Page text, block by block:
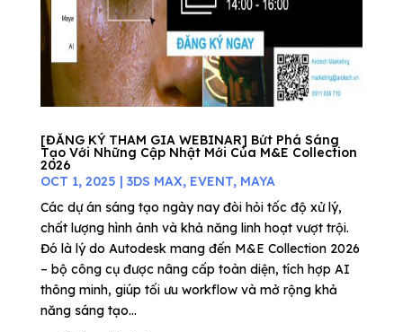
[ĐĂNG KÝ THAM GIA WEBINAR] Bứt Phá Sáng
Tạo Với Những Cập Nhật Mới Của M&E Collection
2026
OCT 1, 2025 | 3DS MAX, EVENT, MAYA
Các dự án sáng tạo ngày nay đòi hỏi tốc độ xử lý,
chất lượng hình ảnh và khả năng linh hoạt vượt trội.
Đó là lý do Autodesk mang đến M&E Collection 2026
– bộ công cụ được nâng cấp toàn diện, tích hợp AI
thông minh, giúp tối ưu workflow và mở rộng khả
năng sáng tạo...